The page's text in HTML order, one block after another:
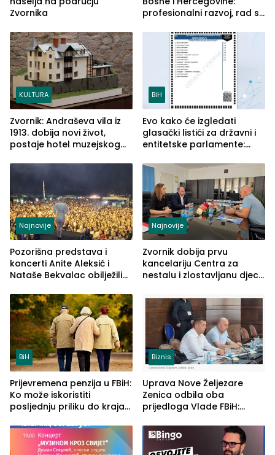
Zvornika
profesionalni razvoj, rad sa
služba građanima
KULTURA
Zvornik: Andraševa vila iz
1913. dobija novi život,
postaje hotel muzejskog
BiH
Evo kako će izgledati
glasački listići za državni i
entitetske parlamente:
vidljive na njima
Najnovije
Pozorišna predstava i
koncerti Anite Aleksić i
Nataše Bekvalac obilježili
ljeta (FOTO)
Najnovije
Zvornik dobija prvu
kancelariju Centra za
nestalu i zlostavljanu djecu
BiH
Prijevremena penzija u FBiH:
Ko može iskoristiti
posljednju priliku do kraja
Biznis
Uprava Nove Željezare
Zenica odbila oba
prijedloga Vlade FBiH:
rješenje